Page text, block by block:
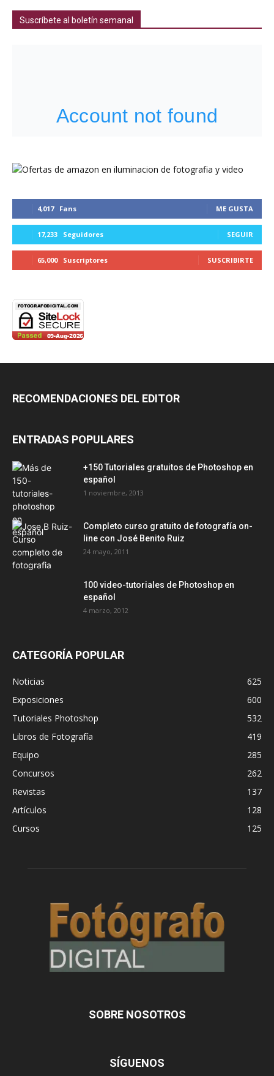
Suscríbete al boletín semanal
4,017 Fans ME GUSTA
17,233 Seguidores SEGUIR
65,000 Suscriptores SUSCRIBIRTE
RECOMENDACIONES DEL EDITOR
ENTRADAS POPULARES
+150 Tutoriales gratuitos de Photoshop en
español
1 noviembre, 2013
Completo curso gratuito de fotografía on-
line con José Benito Ruiz
24 mayo, 2011
100 video-tutoriales de Photoshop en
español
4 marzo, 2012
CATEGORÍA POPULAR
Noticias
625
Exposiciones
600
Tutoriales Photoshop
532
Libros de Fotografía
419
Equipo
285
Concursos
262
Revistas
137
Artículos
128
Cursos
125
SOBRE NOSOTROS
SÍGUENOS